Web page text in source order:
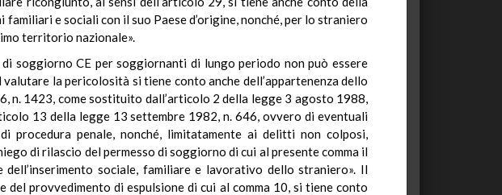
e sociali con il suo Paese d’origine, nonché, per lo straniero
territorio nazionale».
soggiorno CE per soggiornanti di lungo periodo non può essere
la pericolosità si tiene conto anche dell’appartenenza dello
n. 1423, come sostituito dall’articolo 2 della legge 3 agosto 1988,
13 della legge 13 settembre 1982, n. 646, ovvero di eventuali
penale, nonché, limitatamente ai delitti non colposi,
di rilascio del permesso di soggiorno di cui al presente comma il
sociale, familiare e lavorativo dello straniero». Il
del provvedimento di espulsione di cui al comma 10, si tiene conto